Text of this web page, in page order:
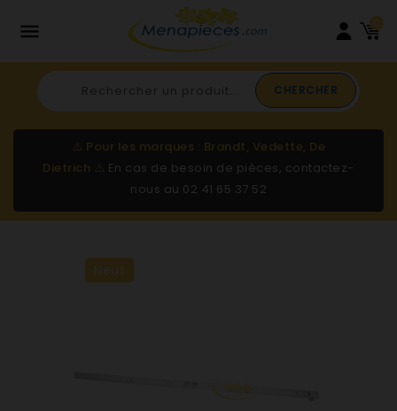
 0
CHERCHER
⚠️ Pour les marques : Brandt, Vedette, De
Dietrich ⚠️ En cas de besoin de pièces, contactez-
nous au 02 41 65 37 52
Neuf